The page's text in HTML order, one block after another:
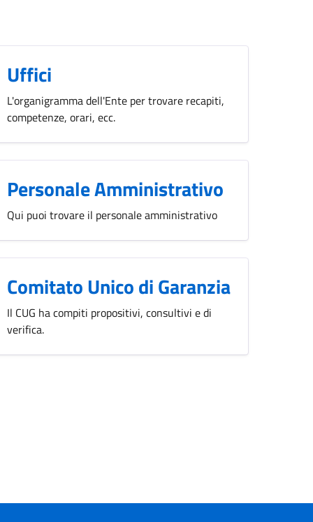
Uffici
L'organigramma dell'Ente per trovare recapiti,
competenze, orari, ecc.
Personale Amministrativo
Qui puoi trovare il personale amministrativo
Comitato Unico di Garanzia
Il CUG ha compiti propositivi, consultivi e di
verifica.